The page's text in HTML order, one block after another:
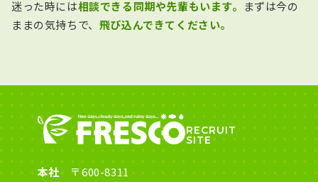
迷った時には相談できる同期や先輩もいます。
まずは今の
ままの気持ちで、 飛び込んできてください。
RECRUIT
SITE
本社 〒600-8311